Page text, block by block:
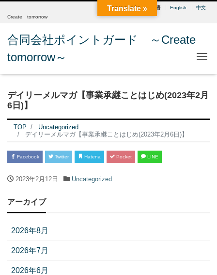
日本語 English
中文
Create tomorrow
合同会社ポイントガード ～Create
tomorrow～
デイリーメルマガ【事業承継ことはじめ(2023年2月
6日)】
TOP
Uncategorized
デイリーメルマガ【事業承継ことはじめ(2023年2月6日)】
Facebook Twitter Hatena Pocket LINE
2023年2月12日 Uncategorized
アーカイブ
2026年8月
2026年7月
2026年6月
Translate »